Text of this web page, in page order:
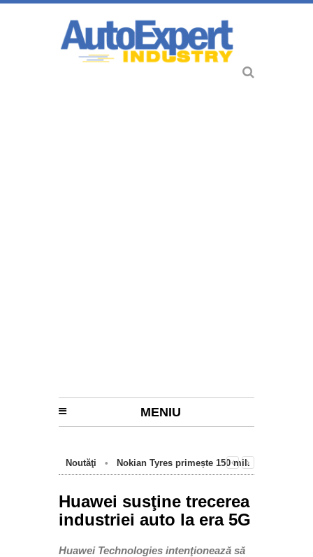
MENIU
Noutăţi •
Nokian Tyres primește 150 mil.
cu emisii zero de la Oradea
Huawei susţine trecerea
industriei auto la era 5G
Huawei Technologies intenţionează să